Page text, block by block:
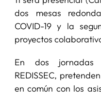
dos mesas
COVID-19 y la
proyectos
En dos jornadas
REDISSEC,
en común con los